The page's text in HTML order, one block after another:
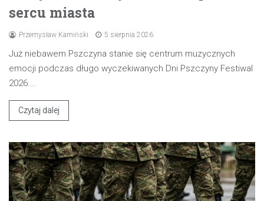
sercu miasta
Przemysław Kamiński 5 sierpnia 2026
Już niebawem Pszczyna stanie się centrum muzycznych
emocji podczas długo wyczekiwanych Dni Pszczyny Festiwal
2026.…
Czytaj dalej